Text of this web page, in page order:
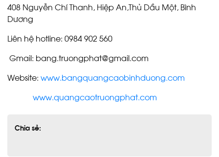
408 Nguyễn Chí Thanh, Hiệp An,Thủ Dầu Một, Bình
Dương
Liên hệ hotline: 0984 902 560
Gmail: bang.truongphat@gmail.com
Website: www.bangquangcaobinhduong.com
www.quangcaotruongphat.com
Chia sẻ: